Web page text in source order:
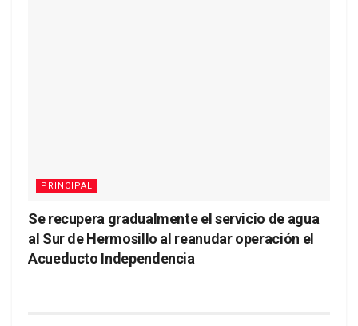
PRINCIPAL
Se recupera gradualmente el servicio de agua
al Sur de Hermosillo al reanudar operación el
Acueducto Independencia